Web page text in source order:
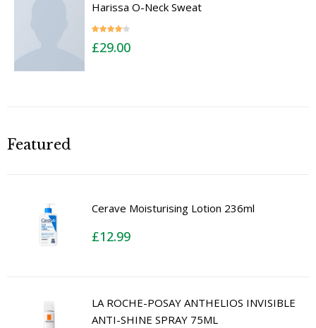
Harissa O-Neck Sweat
4.00out
£29.00
Featured
Cerave Moisturising Lotion 236ml
£12.99
LA ROCHE-POSAY ANTHELIOS INVISIBLE
ANTI-SHINE SPRAY 75ML